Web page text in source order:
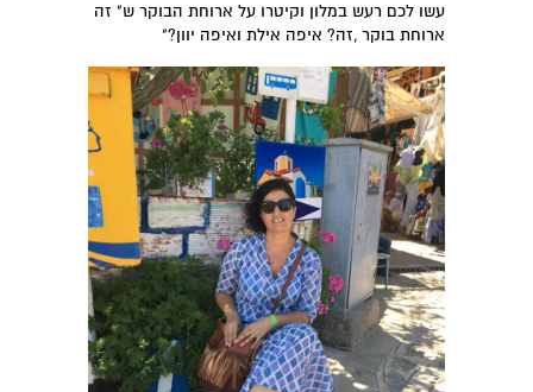
עשו לכם רעש במלון וקיטרו על ארוחת הבוקר ש" זה
ארוחת בוקר ,זה? איפה אילת ואיפה יוון?"